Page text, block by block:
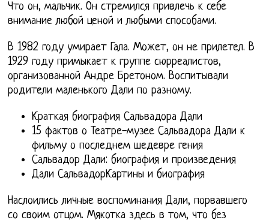
Что он, мальчик. Он стремился привлечь к себе
внимание любой ценой и любыми способами.
В 1982 году умирает Гала. Может, он не прилетел. В
1929 году примыкает к группе сюрреалистов,
организованной Андре Бретоном. Воспитывали
родители маленького Дали по разному.
Краткая биография Сальвадора Дали
15 фактов о Театре-музее Сальвадора Дали к
фильму о последнем шедевре гения
Сальвадор Дали: биография и произведения
Дали СальвадорКартины и биография
Наслоились личные воспоминания Дали, порвавшего
со своим отцом. Мякотка здесь в том, что без